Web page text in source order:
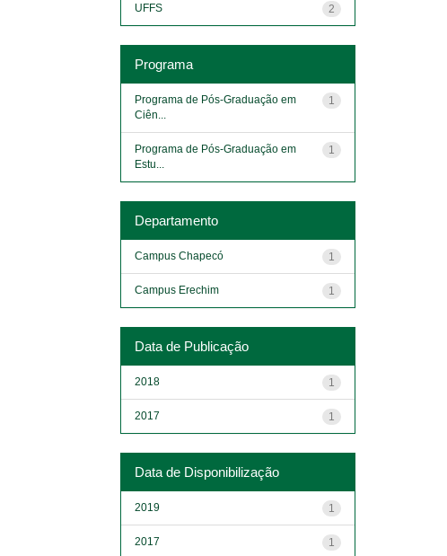
2
UFFS
Programa
1
Programa de Pós-Graduação em
Ciên...
1
Programa de Pós-Graduação em
Estu...
Departamento
1
Campus Chapecó
1
Campus Erechim
Data de Publicação
1
2018
1
2017
Data de Disponibilização
1
2019
1
2017